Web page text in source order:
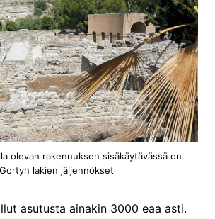
olevan rakennuksen sisäkäytävässä on
Gortyn lakien jäljennökset
asutusta ainakin 3000 eaa asti.